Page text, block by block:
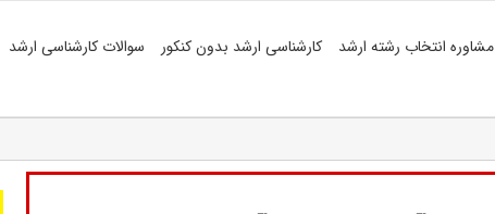
مشاوره انتخاب رشته ارشد کارشناسی ارشد بدون کنکور سوالات کارشناسی ارشد